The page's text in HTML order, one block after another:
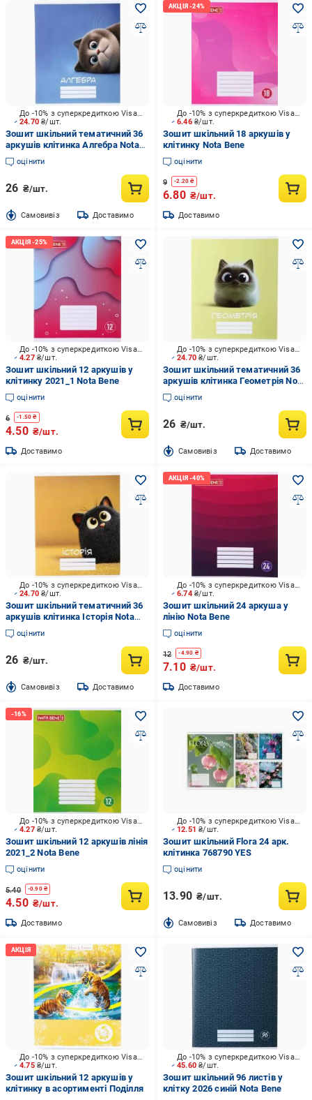
24.70₴/шт.
До -10% з суперкредиткою Visa Вигода
Зошит шкільний тематичний 36
аркушів клітинка Алгебра Nota
Bene
оцінити
26 ₴/шт.
Cамовивіз Доставимо
6.46 ₴/шт.
До -10% з суперкредиткою Visa Вигода
Зошит шкільний 18 аркушів у
клітинку Nota Bene
оцінити
9 -2.20 ₴
6.80 ₴/шт.
Доставимо
4.27 ₴/шт.
До -10% з суперкредиткою Visa Вигода
Зошит шкільний 12 аркушів у
клітинку 2021_1 Nota Bene
оцінити
6 -1.50 ₴
4.50 ₴/шт.
Доставимо
24.70₴/шт.
До -10% з суперкредиткою Visa Вигода
Зошит шкільний тематичний 36
аркушів клітинка Геометрія Nota
Bene
оцінити
26 ₴/шт.
Cамовивіз Доставимо
24.70₴/шт.
До -10% з суперкредиткою Visa Вигода
Зошит шкільний тематичний 36
аркушів клітинка Історія Nota
Bene
оцінити
26 ₴/шт.
Cамовивіз Доставимо
6.74 ₴/шт.
До -10% з суперкредиткою Visa Вигода
Зошит шкільний 24 аркуша у
лінію Nota Bene
оцінити
12 -4.90 ₴
7.10 ₴/шт.
Доставимо
4.27 ₴/шт.
До -10% з суперкредиткою Visa Вигода
Зошит шкільний 12 аркушів лінія
2021_2 Nota Bene
оцінити
5.40 -0.90₴
4.50 ₴/шт.
Доставимо
12.51₴/шт.
До -10% з суперкредиткою Visa Вигода
Зошит шкільний Flora 24 арк.
клітинка 768790 YES
оцінити
13.90 ₴/шт.
Cамовивіз Доставимо
4.75 ₴/шт.
До -10% з суперкредиткою Visa Вигода
Зошит шкільний 12 аркушів у
клітинку в асортименті Поділля
45.60₴/шт.
До -10% з суперкредиткою Visa Вигода
Зошит шкільний 96 листів у
клітку 2026 синій Nota Bene